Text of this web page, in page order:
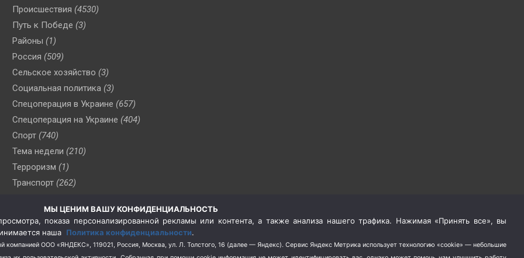
Происшествия (4530)
Путь к Победе (3)
Районы (1)
Россия (509)
Сельское хозяйство (3)
Социальная политика (3)
Спецоперация в Украине (657)
Спецоперация на Украине (404)
Спорт (740)
Тема недели (210)
Терроризм (1)
Транспорт (262)
(76)
Цены (2)
Школа и спорт (2)
МЫ ЦЕНИМ ВАШУ КОНФИДЕНЦИАЛЬНОСТЬ
показа персонализированной рекламы или контента, а также анализа нашего трафика. Нажимая «Принять все», вы
наша Политика конфиденциальности.
компанией ООО «ЯНДЕКС», 119021, Россия, Москва, ул. Л. Толстого, 16 (далее — Яндекс). Сервис Яндекс Метрика использует технологию «cookie» — небольшие